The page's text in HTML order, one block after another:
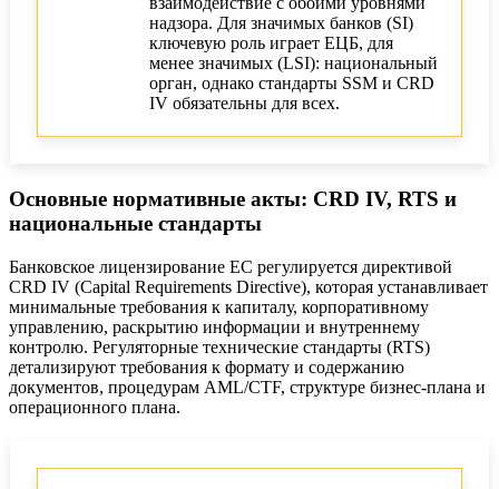
надзора. Для значимых банков (SI)
ключевую роль играет ЕЦБ, для
менее значимых (LSI): национальный
орган, однако стандарты SSM и CRD
IV обязательны для всех.
Основные нормативные акты: CRD IV, RTS и
национальные стандарты
Банковское лицензирование ЕС регулируется директивой
CRD IV (Capital Requirements Directive), которая устанавливает
минимальные требования к капиталу, корпоративному
управлению, раскрытию информации и внутреннему
контролю. Регуляторные технические стандарты (RTS)
детализируют требования к формату и содержанию
документов, процедурам AML/CTF, структуре бизнес-плана и
операционного плана.